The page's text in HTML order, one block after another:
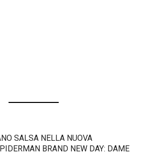
SALSA NELLA NUOVA
BRAND NEW DAY: DAME